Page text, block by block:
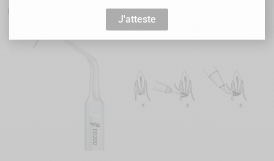
Chir a retro, secteur antérieur
J'atteste